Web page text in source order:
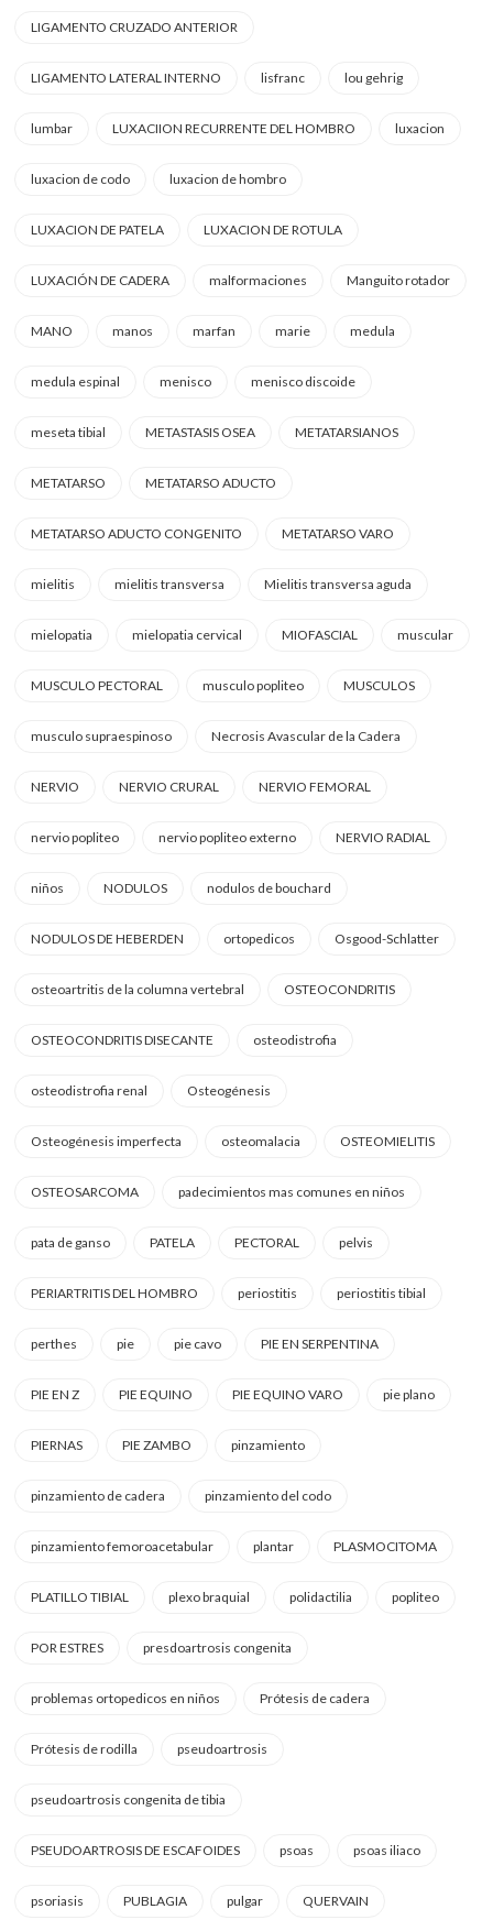
LIGAMENTO CRUZADO ANTERIOR
LIGAMENTO LATERAL INTERNO lisfranc lou gehrig
lumbar LUXACIION RECURRENTE DEL HOMBRO luxacion
luxacion de codo luxacion de hombro
LUXACION DE PATELA LUXACION DE ROTULA
LUXACIÓN DE CADERA malformaciones Manguito rotador
MANO manos marfan marie medula
medula espinal menisco menisco discoide
meseta tibial METASTASIS OSEA METATARSIANOS
METATARSO METATARSO ADUCTO
METATARSO ADUCTO CONGENITO METATARSO VARO
mielitis mielitis transversa Mielitis transversa aguda
mielopatia mielopatia cervical MIOFASCIAL muscular
MUSCULO PECTORAL musculo popliteo MUSCULOS
musculo supraespinoso Necrosis Avascular de la Cadera
NERVIO NERVIO CRURAL NERVIO FEMORAL
nervio popliteo nervio popliteo externo NERVIO RADIAL
niños NODULOS nodulos de bouchard
NODULOS DE HEBERDEN ortopedicos Osgood-Schlatter
osteoartritis de la columna vertebral OSTEOCONDRITIS
OSTEOCONDRITIS DISECANTE osteodistrofia
osteodistrofia renal Osteogénesis
Osteogénesis imperfecta osteomalacia OSTEOMIELITIS
OSTEOSARCOMA padecimientos mas comunes en niños
pata de ganso PATELA PECTORAL pelvis
PERIARTRITIS DEL HOMBRO periostitis periostitis tibial
perthes pie pie cavo PIE EN SERPENTINA
PIE EN Z PIE EQUINO PIE EQUINO VARO pie plano
PIERNAS PIE ZAMBO pinzamiento
pinzamiento de cadera pinzamiento del codo
pinzamiento femoroacetabular plantar PLASMOCITOMA
PLATILLO TIBIAL plexo braquial polidactilia popliteo
POR ESTRES presdoartrosis congenita
problemas ortopedicos en niños Prótesis de cadera
Prótesis de rodilla pseudoartrosis
pseudoartrosis congenita de tibia
PSEUDOARTROSIS DE ESCAFOIDES psoas psoas iliaco
psoriasis PUBLAGIA pulgar QUERVAIN